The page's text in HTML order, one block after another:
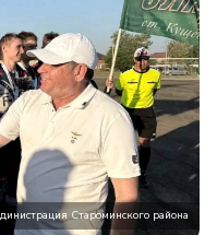
Староминского района